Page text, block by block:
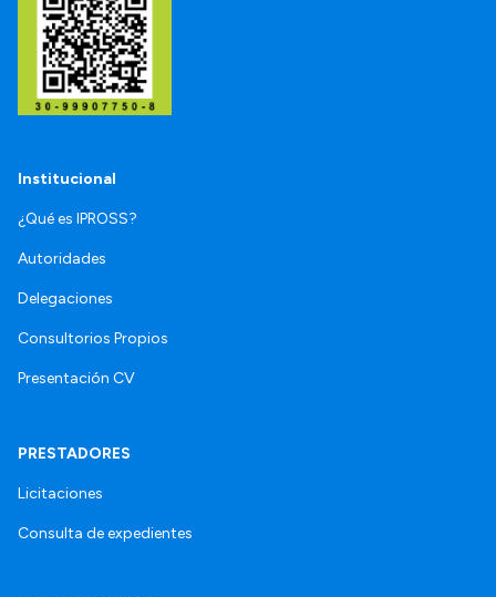
Institucional
¿Qué es IPROSS?
Autoridades
Delegaciones
Consultorios Propios
Presentación CV
PRESTADORES
Licitaciones
Consulta de expedientes